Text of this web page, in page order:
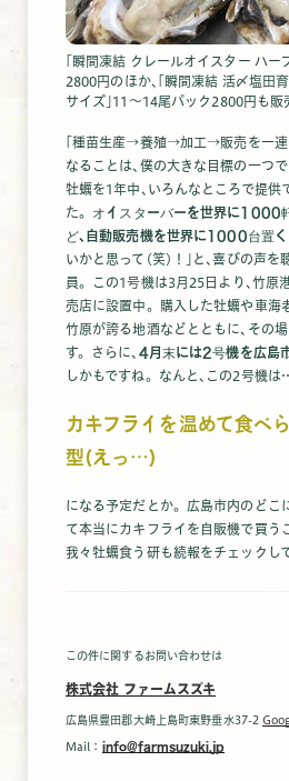
｢瞬間凍結 クレールオイスター ハー
2800円のほか､｢瞬間凍結 活〆塩田
サイズ｣11～14尾パック2800円も販
｢種苗生産→養殖→加工→販売を一連
なることは､僕の大きな目標の一つ
牡蠣を1年中､いろんなところで提供
た。 オイスターバーを世界に1000
ど､自動販売機を世界に1000台置く
いかと思って(笑)！｣と､喜びの声を
員。この1号機は3月25日より､竹原港
売店に設置中。購入した牡蠣や車海
竹原が誇る地酒などとともに､その
す。さらに､ 4月末には2号機を広島
しかもですね。なんと､この2号機は
カキフライを温めて食べ
型(えっ…)
になる予定だとか。広島市内のどこ
て本当にカキフライを自販機で買う
我々牡蠣食う研も続報をチェックし
この件に関するお問い合わせは
株式会社 ファームスズキ
広島県豊田郡大崎上島町東野垂水37-2
Mail： info@farmsuzuki.jp